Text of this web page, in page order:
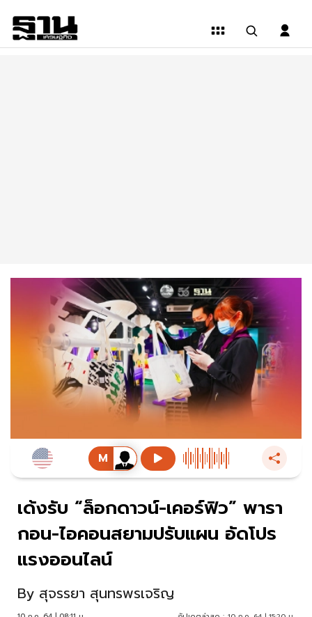
เด้งรับ “ล็อกดาวน์-เคอร์ฟิว” พารา
กอน-ไอคอนสยามปรับแผน อัดโปร
แรงออนไลน์
By สุจรรยา สุนทรพรเจริญ